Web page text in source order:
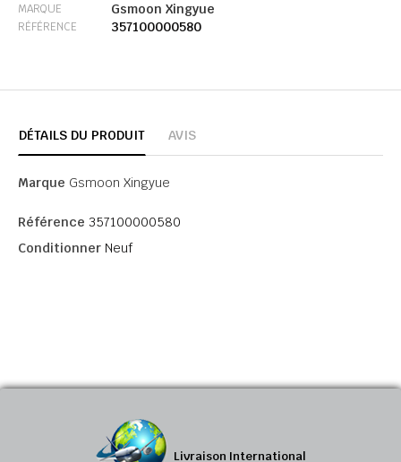
MARQUE Gsmoon Xingyue
RÉFÉRENCE 357100000580
DÉTAILS DU PRODUIT AVIS
Marque Gsmoon Xingyue
Référence 357100000580
Conditionner Neuf
Livraison International